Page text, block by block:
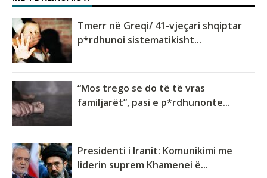
Tmerr në Greqi/ 41-vjeçari shqiptar
p*rdhunoi sistematikisht...
“Mos trego se do të të vras
familjarët”, pasi e p*rdhunonte...
Presidenti i Iranit: Komunikimi me
liderin suprem Khamenei ë...